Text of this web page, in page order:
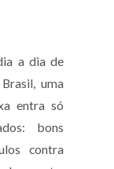
a dia de
uma
entra só
bons
contra